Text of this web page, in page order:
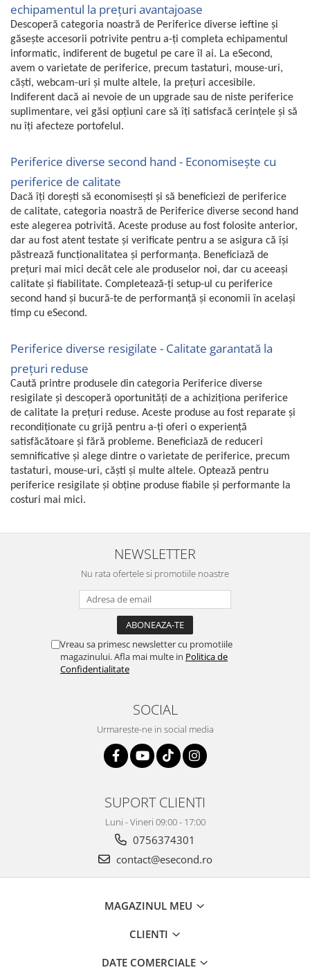
Camera copilului
Hrana bebelusi
Igiena si ingrijire
Jucarii si Jocuri
Maternitate
Petshop
Accesorii animale de companie
Castroane si adapatori animale
Igiena animale de companie
Mobila si transport animale de
companie
Zgarzi, lese si hamuri
PC, Periferice & Software
Componente PC
Desktop PC & Monitoare
Imprimante, Scanere &
Consumabile
Retelistica & Supraveghere
Servere, Componente & UPS
Telecomenzi garaj
Sport & Activitati in aer liber
Accesorii antrenament
Accesorii Fitness
Accesorii sportive
Articole Voiaj
Camping
Sporturi acvatice
TV, Audio & Foto
Aparate Foto & Accesorii
Audio HI-FI & Profesionale
Drone si Accesorii
Home Cinema & Audio
Curatenie si intretinere
echipamentul la prețuri avantajoase
Descoperă categoria noastră de Periferice diverse ieftine și
găsește accesorii potrivite pentru a-ți completa echipamentul
informatic, indiferent de bugetul pe care îl ai. La eSecond,
avem o varietate de periferice, precum tastaturi, mouse-uri,
căști, webcam-uri și multe altele, la prețuri accesibile.
Indiferent dacă ai nevoie de un upgrade sau de niste periferice
suplimentare, vei găsi opțiuni care să îți satisfacă cerințele și să
nu îți afecteze portofelul.
Periferice diverse second hand - Economisește cu
periferice de calitate
Dacă îți dorești să economisești și să beneficiezi de periferice
de calitate, categoria noastră de Periferice diverse second hand
este alegerea potrivită. Aceste produse au fost folosite anterior,
dar au fost atent testate și verificate pentru a se asigura că își
păstrează funcționalitatea și performanța. Beneficiază de
prețuri mai mici decât cele ale produselor noi, dar cu aceeași
calitate și fiabilitate. Completează-ți setup-ul cu periferice
second hand și bucură-te de performanță și economii în același
timp cu eSecond.
Periferice diverse resigilate - Calitate garantată la
prețuri reduse
Caută printre produsele din categoria Periferice diverse
resigilate și descoperă oportunități de a achiziționa periferice
de calitate la prețuri reduse. Aceste produse au fost reparate și
recondiționate cu grijă pentru a-ți oferi o experiență
satisfăcătoare și fără probleme. Beneficiază de reduceri
semnificative și alege dintre o varietate de periferice, precum
tastaturi, mouse-uri, căști și multe altele. Optează pentru
periferice resigilate și obține produse fiabile și performante la
costuri mai mici.
NEWSLETTER
Nu rata ofertele si promotiile noastre
Vreau sa primesc newsletter cu promotiile
magazinului. Afla mai multe in Politica de
Confidentialitate
SOCIAL
Urmareste-ne in social media
SUPORT CLIENTI
Luni - Vineri 09:00 - 17:00
0756374301
contact@esecond.ro
MAGAZINUL MEU
CLIENTI
DATE COMERCIALE